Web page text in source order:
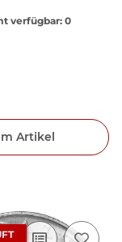
verfügbar: 0
Artikel